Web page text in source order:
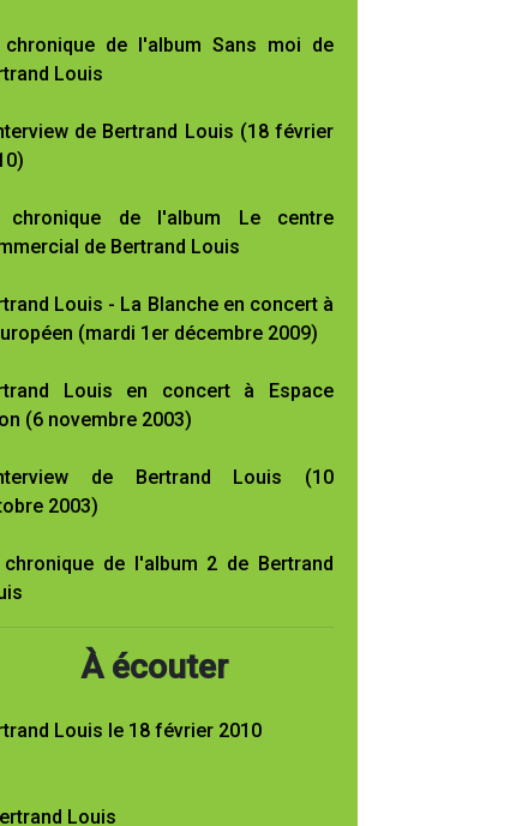
chronique de l'album Sans moi de
Louis
de Bertrand Louis (18 février
chronique de l'album Le centre
de Bertrand Louis
Louis - La Blanche en concert à
(mardi 1er décembre 2009)
Louis en concert à Espace
(6 novembre 2003)
de Bertrand Louis (10
2003)
chronique de l'album 2 de Bertrand
À écouter
Louis le 18 février 2010
Louis